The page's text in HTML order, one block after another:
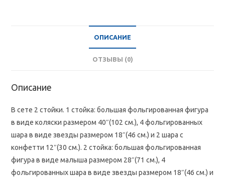
ОПИСАНИЕ
ОТЗЫВЫ (0)
Описание
В сете 2 стойки. 1 стойка: большая фольгированная фигура
в виде коляски размером 40″(102 см.), 4 фольгированных
шара в виде звезды размером 18″(46 см.) и 2 шара с
конфетти 12″(30 см.). 2 стойка: большая фольгированная
фигура в виде малыша размером 28″(71 см.), 4
фольгированных шара в виде звезды размером 18″(46 см.) и